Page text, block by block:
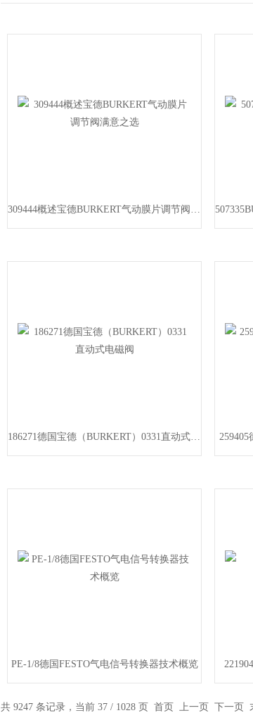
309444概述宝德BURKERT气动膜片调节阀满意之选
186271德国宝德（BURKERT）0331直动式电磁阀
PE-1/8德国FESTO气电信号转换器技术概览
共 9247 条记录，当前 37 / 1028 页 首页 上一页 下一页